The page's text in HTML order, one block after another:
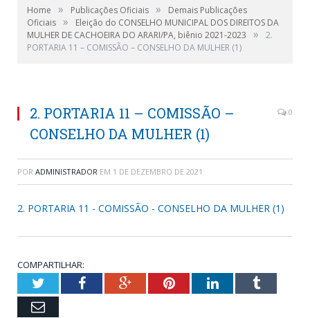
Home » Publicações Oficiais »
Demais Publicações
Oficiais »
Eleição do CONSELHO MUNICIPAL DOS DIREITOS DA
MULHER DE CACHOEIRA DO ARARI/PA, biênio 2021-2023
»
2.
PORTARIA 11 – COMISSÃO – CONSELHO DA MULHER (1)
2. PORTARIA 11 – COMISSÃO –
CONSELHO DA MULHER (1)
0
POR ADMINISTRADOR EM 1 DE DEZEMBRO DE 2021
2. PORTARIA 11 - COMISSÃO - CONSELHO DA MULHER (1)
COMPARTILHAR:
TwitterFacebookGoogle+PinterestLinkedInTumblr
Email